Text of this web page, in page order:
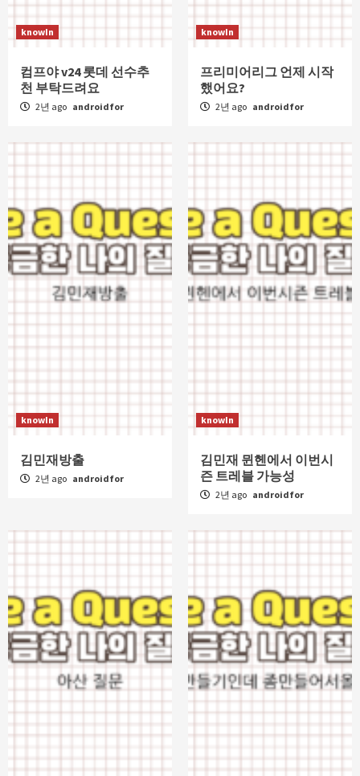
knowIn
컴프야 v24 롯데 선수추
천 부탁드려요
2년 ago androidfor
knowIn
프리미어리그 언제 시작
했어요?
2년 ago androidfor
knowIn
김민재방출
2년 ago androidfor
knowIn
김민재 뮌헨에서 이번시
즌 트레블 가능성
2년 ago androidfor